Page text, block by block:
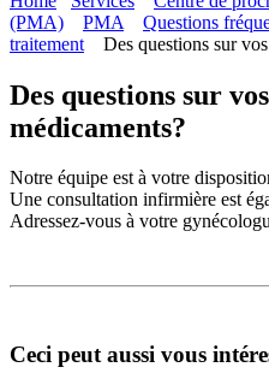
(PMA)
PMA Questions
traitement
Des questions sur
Des questions sur
médicaments?
Notre équipe est à votre
Une consultation infirmière est
Adressez-vous à votre
Ceci peut aussi vous